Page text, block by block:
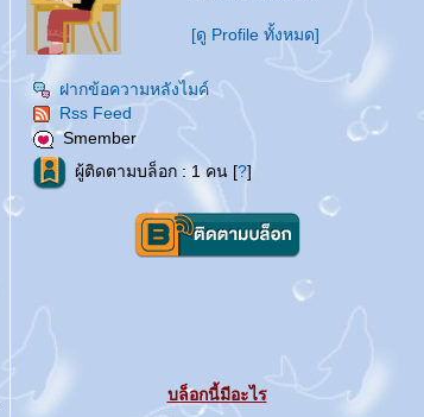
[ดู Profile ทั้งหมด]
ฝากข้อความหลังไมค์
Rss Feed
Smember
ผู้ติดตามบล็อก : 1 คน [?]
บล็อกนี้มีอะไร